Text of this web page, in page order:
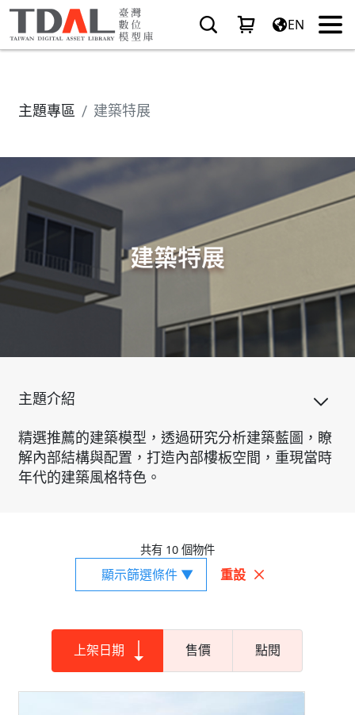
EN
主題專區 建築特展
主題介紹
精選推薦的建築模型，透過研究分析建築藍圖，瞭
解內部結構與配置，打造內部樓板空間，重現當時
年代的建築風格特色。
共有 10 個物件
顯示篩選條件 ▼ 重設
上架日期 售價 點閱